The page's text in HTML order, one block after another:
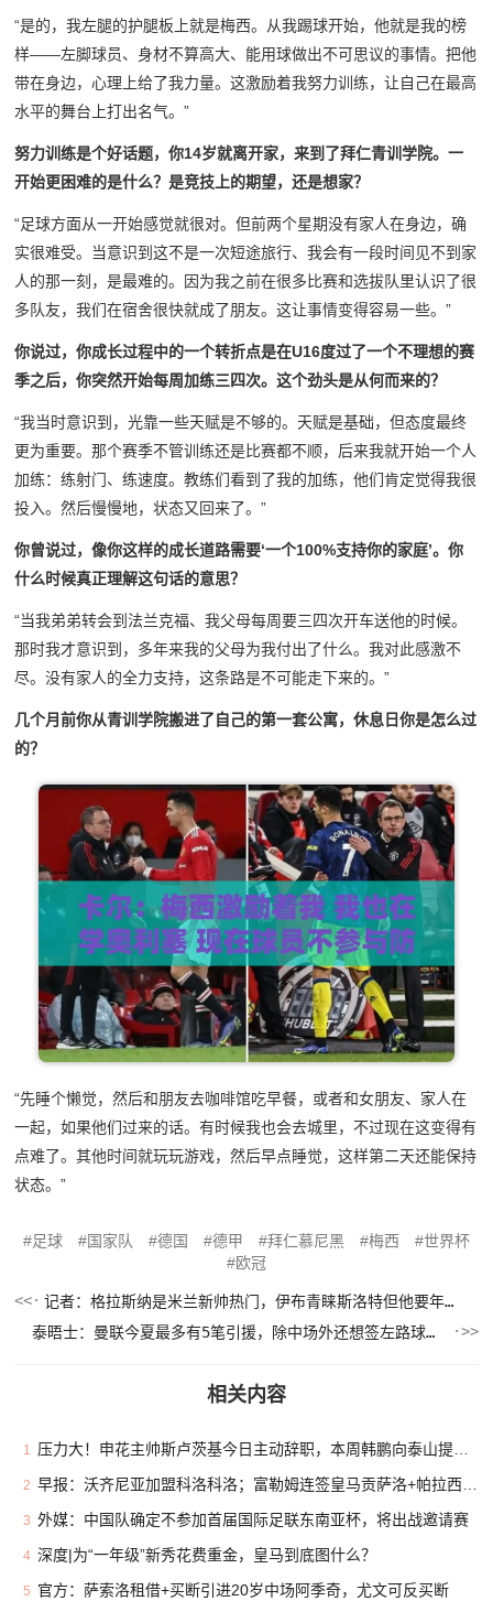
“是的，我左腿的护腿板上就是梅西。从我踢球开始，他就是我的榜
样——左脚球员、身材不算高大、能用球做出不可思议的事情。把他
带在身边，心理上给了我力量。这激励着我努力训练，让自己在最高
水平的舞台上打出名气。”
努力训练是个好话题，你14岁就离开家，来到了拜仁青训学院。一
开始更困难的是什么？是竞技上的期望，还是想家？
“足球方面从一开始感觉就很对。但前两个星期没有家人在身边，确
实很难受。当意识到这不是一次短途旅行、我会有一段时间见不到家
人的那一刻，是最难的。因为我之前在很多比赛和选拔队里认识了很
多队友，我们在宿舍很快就成了朋友。这让事情变得容易一些。”
你说过，你成长过程中的一个转折点是在U16度过了一个不理想的赛
季之后，你突然开始每周加练三四次。这个劲头是从何而来的？
“我当时意识到，光靠一些天赋是不够的。天赋是基础，但态度最终
更为重要。那个赛季不管训练还是比赛都不顺，后来我就开始一个人
加练：练射门、练速度。教练们看到了我的加练，他们肯定觉得我很
投入。然后慢慢地，状态又回来了。”
你曾说过，像你这样的成长道路需要‘一个100%支持你的家庭’。你
什么时候真正理解这句话的意思？
“当我弟弟转会到法兰克福、我父母每周要三四次开车送他的时候。
那时我才意识到，多年来我的父母为我付出了什么。我对此感激不
尽。没有家人的全力支持，这条路是不可能走下来的。”
几个月前你从青训学院搬进了自己的第一套公寓，休息日你是怎么过
的？
“先睡个懒觉，然后和朋友去咖啡馆吃早餐，或者和女朋友、家人在
一起，如果他们过来的话。有时候我也会去城里，不过现在这变得有
点难了。其他时间就玩玩游戏，然后早点睡觉，这样第二天还能保持
状态。”
足球 国家队 德国 德甲 拜仁慕尼黑 梅西
世界杯
欧冠
记者：格拉斯纳是米兰新帅热门，伊布青睐斯洛特但他要年薪600万
泰晤士：曼联今夏最多有5笔引援，除中场外还想签左路球员和前锋
相关内容
1 压力大！申花主帅斯卢茨基今日主动辞职，本周韩鹏向泰山提出辞职
2 早报：沃齐尼亚加盟科洛科洛；富勒姆连签皇马贡萨洛+帕拉西奥斯
3 外媒：中国队确定不参加首届国际足联东南亚杯，将出战邀请赛
4 深度|为“一年级”新秀花费重金，皇马到底图什么？
5 官方：萨索洛租借+买断引进20岁中场阿季奇，尤文可反买断